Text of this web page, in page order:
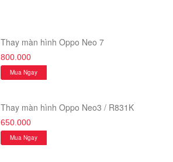
Thay màn hình Oppo Neo 7
800.000
Mua Ngay
Thay màn hình Oppo Neo3 / R831K
650.000
Mua Ngay